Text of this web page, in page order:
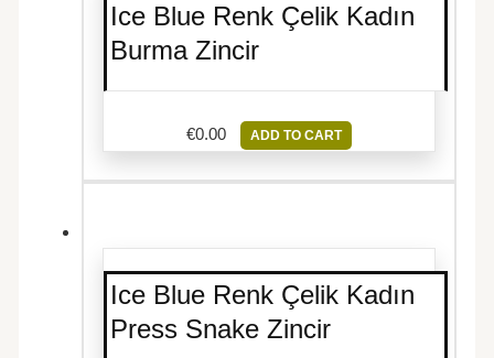
Ice Blue Renk Çelik Kadın
Burma Zincir
€0.00 ADD TO CART
Ice Blue Renk Çelik Kadın
Press Snake Zincir